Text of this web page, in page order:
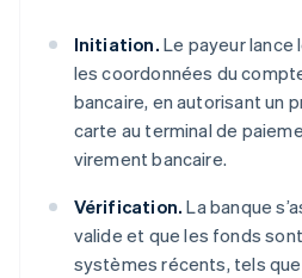
Initiation. Le payeur lance
les coordonnées du
bancaire, en autorisant un
carte au terminal de
virement bancaire.
Vérification. La banque
valide et que les fonds
systèmes récents, tels